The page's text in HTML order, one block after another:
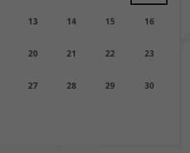
13 14 15 16
20 21 22 23
27 28 29 30